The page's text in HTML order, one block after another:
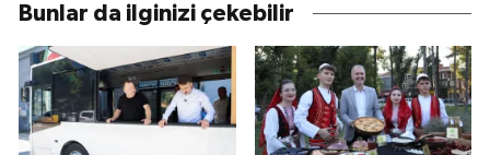
Bunlar da ilginizi çekebilir